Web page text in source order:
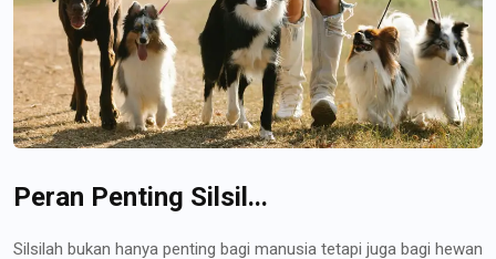
Peran Penting Silsil...
Silsilah bukan hanya penting bagi manusia tetapi juga bagi hewan